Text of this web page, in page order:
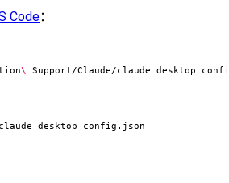
Code：
\ Support/Claude/
claude_desktop_config . json